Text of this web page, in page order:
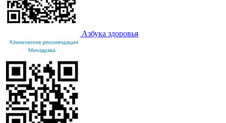
Азбука здоровья